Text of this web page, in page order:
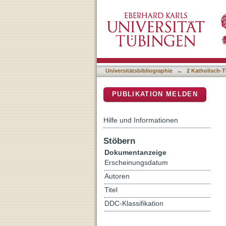
Universitätsbibliographie → 2 Katholisch-
PUBLIKATION MELDEN
Hilfe und Informationen
Stöbern
Dokumentanzeige
Erscheinungsdatum
Autoren
Titel
DDC-Klassifikation